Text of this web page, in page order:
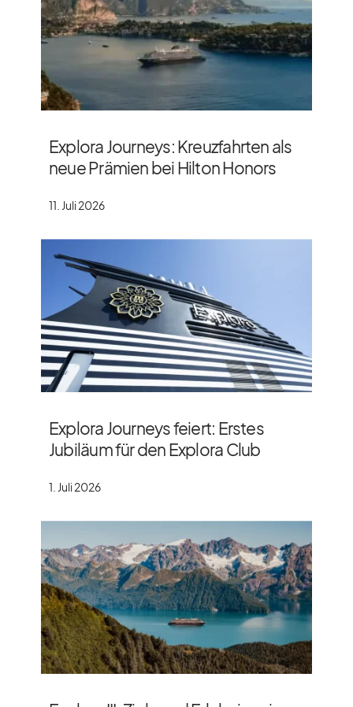
Explora Journeys: Kreuzfahrten als
neue Prämien bei Hilton Honors
11. Juli 2026
Explora Journeys feiert: Erstes
Jubiläum für den Explora Club
1. Juli 2026